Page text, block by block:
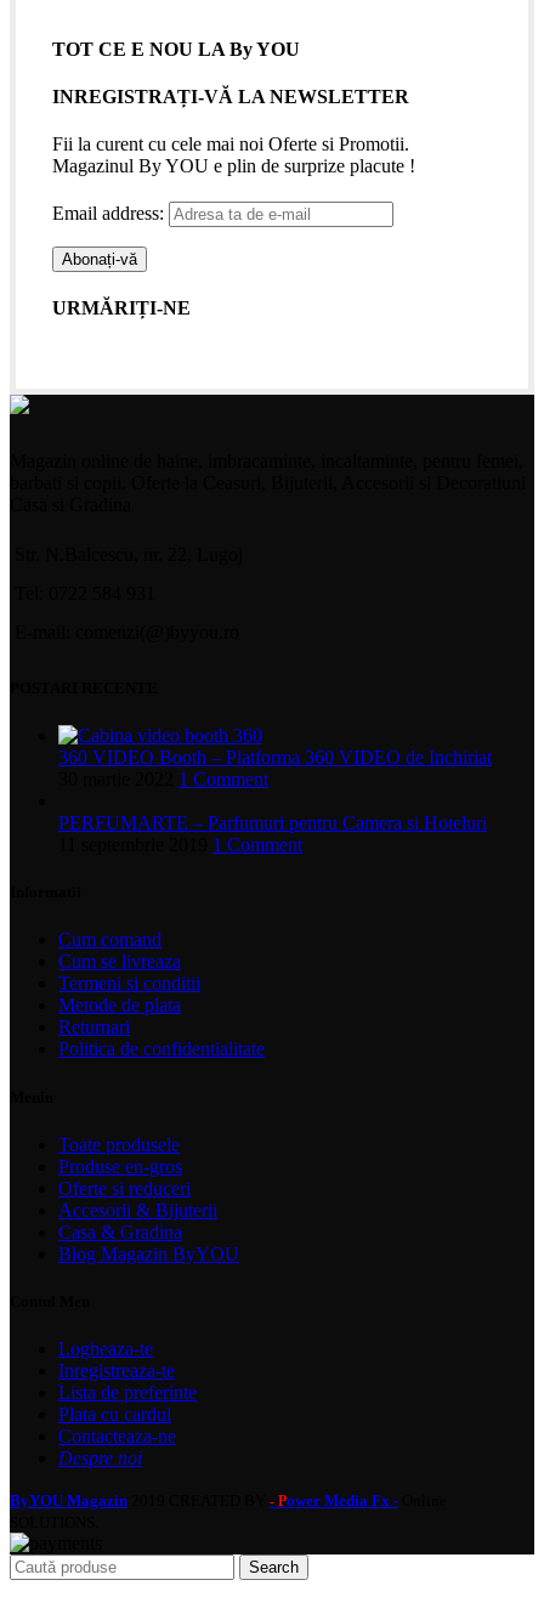
TOT CE E NOU LA By YOU
INREGISTRAȚI-VĂ LA NEWSLETTER
Fii la curent cu cele mai noi Oferte si Promotii.
Magazinul By YOU e plin de surprize placute !
Email address:
URMĂRIȚI-NE
360 VIDEO Booth – Platforma 360 VIDEO de Inchiriat
1 Comment
PERFUMARTE – Parfumuri pentru Camera si Hoteluri
1 Comment
Cum comand
Cum se livreaza
Termeni si conditii
Metode de plata
Returnari
Politica de confidentialitate
Toate produsele
Produse en-gros
Oferte si reduceri
Accesorii & Bijuterii
Casa & Gradina
Blog Magazin ByYOU
Logheaza-te
Inregistreaza-te
Lista de preferinte
Plata cu cardul
Contacteaza-ne
Despre noi
ByYOU Magazin - Power Media Fx -
Search